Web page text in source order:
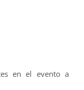
en el evento a